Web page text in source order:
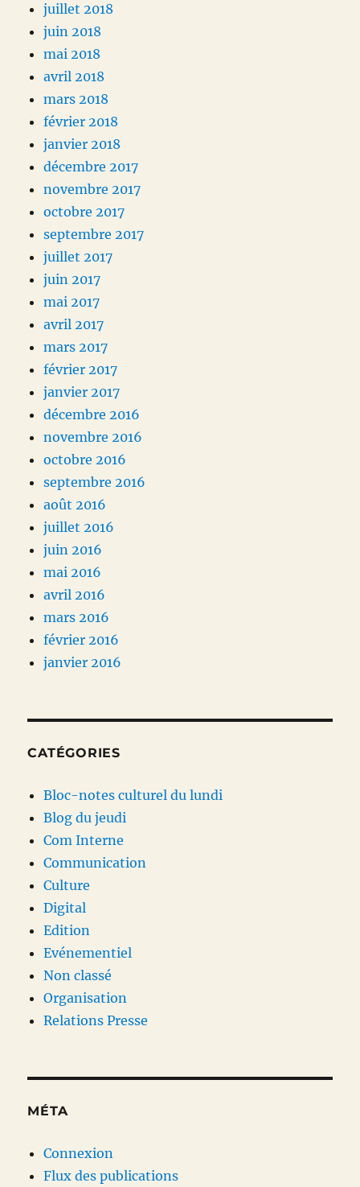
juillet 2018
juin 2018
mai 2018
avril 2018
mars 2018
février 2018
janvier 2018
décembre 2017
novembre 2017
octobre 2017
septembre 2017
juillet 2017
juin 2017
mai 2017
avril 2017
mars 2017
février 2017
janvier 2017
décembre 2016
novembre 2016
octobre 2016
septembre 2016
août 2016
juillet 2016
juin 2016
mai 2016
avril 2016
mars 2016
février 2016
janvier 2016
CATÉGORIES
Bloc-notes culturel du lundi
Blog du jeudi
Com Interne
Communication
Culture
Digital
Edition
Evénementiel
Non classé
Organisation
Relations Presse
MÉTA
Connexion
Flux des publications